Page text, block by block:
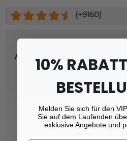
(+9160)
Abonnieren Sie
und erhalten Sie
Email
10%
Melden Sie sich für den
Sie auf dem Laufenden
exklusive Angebote und